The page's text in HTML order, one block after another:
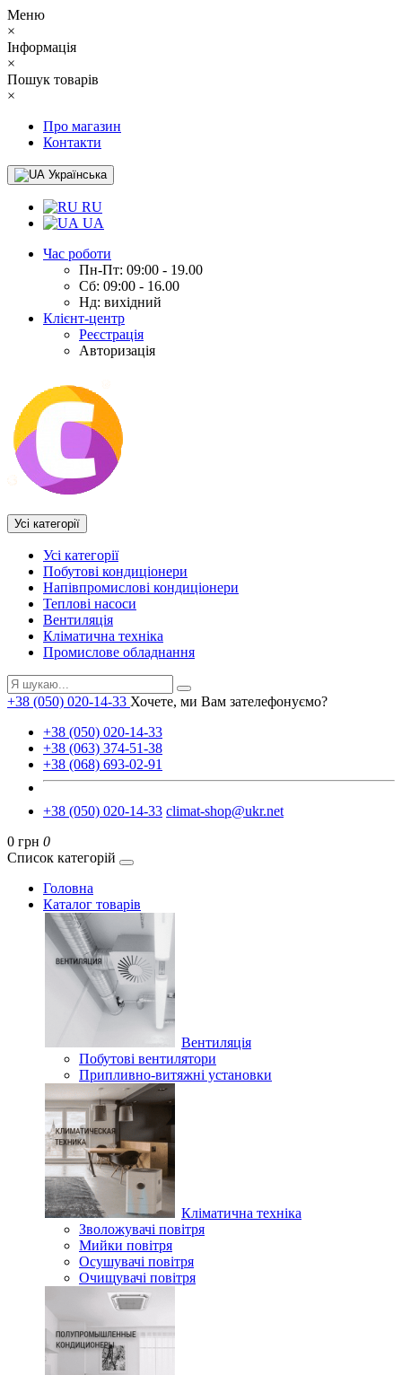
Меню
×
Інформація
×
Пошук товарів
×
Про магазин
Контакти
Українська
RU
UA
Час роботи
Пн-Пт: 09:00 - 19.00
Сб: 09:00 - 16.00
Нд: вихідний
Клієнт-центр
Реєстрація
Авторизація
Усі категорії
Усі категорії
Побутові кондиціонери
Напівпромислові кондиціонери
Теплові насоси
Вентиляція
Кліматична техніка
Промислове обладнання
+38 (050) 020-14-33 Хочете, ми Вам зателефонуємо?
+38 (050) 020-14-33
+38 (063) 374-51-38
+38 (068) 693-02-91
+38 (050) 020-14-33 climat-shop@ukr.net
0 грн 0
Список категорій
Головна
Каталог товарів
Вентиляція
Побутові вентилятори
Припливно-витяжні установки
Кліматична техніка
Зволожувачі повітря
Мийки повітря
Осушувачі повітря
Очищувачі повітря